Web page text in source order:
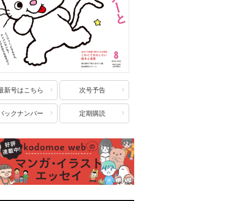
新号はこちら 次号予告
ックナンバー 定期購読